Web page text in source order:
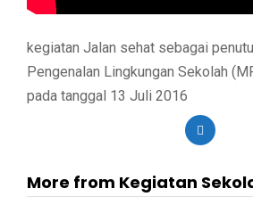
kegiatan Jalan sehat sebagai
Pengenalan Lingkungan Sekolah
pada tanggal 13 Juli 2016
More from Kegiatan